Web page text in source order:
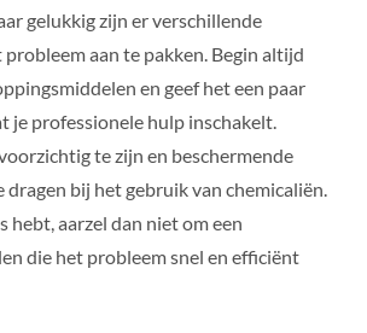
gelukkig zijn er verschillende
aan te pakken. Begin altijd
en geef het een paar
je professionele hulp inschakelt.
te zijn en beschermende
dragen bij het gebruik van chemicaliën.
hebt, aarzel dan niet om een
die het probleem snel en efficiënt